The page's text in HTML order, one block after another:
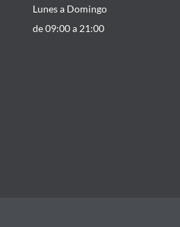
Lunes a Domingo
de 09:00 a 21:00